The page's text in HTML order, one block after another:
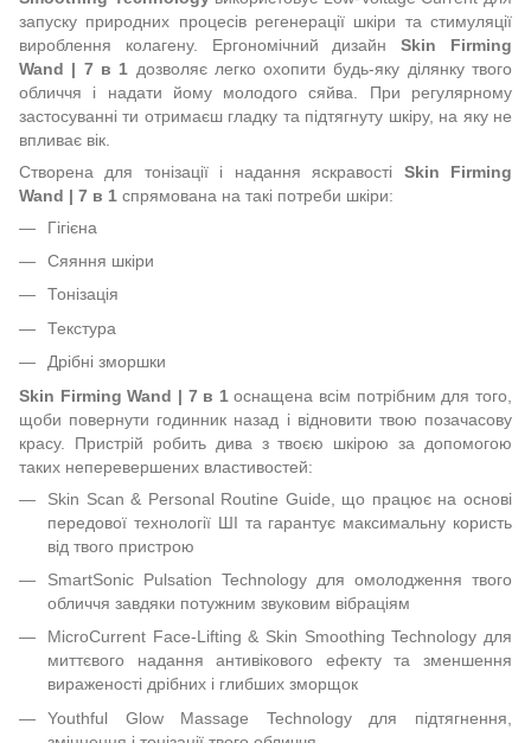
запуску природних процесів регенерації шкіри та стимуляції
вироблення колагену. Ергономічний дизайнSkin Firming
Wand | 7 в 1 дозволяє легко охопити будь-яку ділянку твого
обличчя і надати йому молодого сяйва. При регулярному
застосуванні ти отримаєш гладку та підтягнуту шкіру, на яку не
впливає вік.
Створена для тонізації і надання яскравості Skin Firming
Wand | 7 в 1 спрямована на такі потреби шкіри:
Гігієна
Сяяння шкіри
Тонізація
Текстура
Дрібні зморшки
Skin Firming Wand | 7 в 1 оснащена всім потрібним для того,
щоби повернути годинник назад і відновити твою позачасову
красу. Пристрій робить дива з твоєю шкірою за допомогою
таких неперевершених властивостей:
Skin Scan & Personal Routine Guide, що працює на основі
передової технології ШІ та гарантує максимальну користь
від твого пристрою
SmartSonic Pulsation Technology для омолодження твого
обличчя завдяки потужним звуковим вібраціям
MicroCurrent Face-Lifting & Skin Smoothing Technology для
миттєвого надання антивікового ефекту та зменшення
вираженості дрібних і глибших зморщок
Youthful Glow Massage Technology для підтягнення,